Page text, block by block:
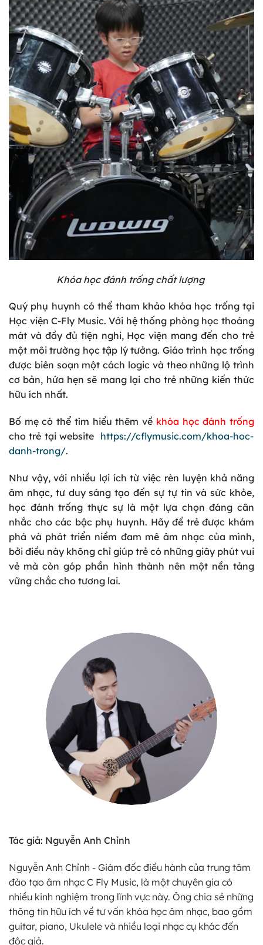
Khóa học đánh trống chất lượng
Quý phụ huynh có thể tham khảo khóa học trống tại
Học viện C-Fly Music. Với hệ thống phòng học thoáng
mát và đầy đủ tiện nghi, Học viện mang đến cho trẻ
một môi trường học tập lý tưởng. Giáo trình học trống
được biên soạn một cách logic và theo những lộ trình
cơ bản, hứa hẹn sẽ mang lại cho trẻ những kiến thức
hữu ích nhất.
Bố mẹ có thể tìm hiểu thêm về khóa học đánh trống
cho trẻ tại website https://cflymusic.com/khoa-hoc-
danh-trong/.
Như vậy, với nhiều lợi ích từ việc rèn luyện khả năng
âm nhạc, tư duy sáng tạo đến sự tự tin và sức khỏe,
học đánh trống thực sự là một lựa chọn đáng cân
nhắc cho các bậc phụ huynh. Hãy để trẻ được khám
phá và phát triển niềm đam mê âm nhạc của mình,
bởi điều này không chỉ giúp trẻ có những giây phút vui
vẻ mà còn góp phần hình thành nên một nền tảng
vững chắc cho tương lai.
Tác giả: Nguyễn Anh Chỉnh
Nguyễn Anh Chỉnh - Giám đốc điều hành của trung tâm
đào tạo âm nhạc C Fly Music, là một chuyên gia có
nhiều kinh nghiệm trong lĩnh vực này. Ông chia sẻ những
thông tin hữu ích về tư vấn khóa học âm nhạc, bao gồm
guitar, piano, Ukulele và nhiều loại nhạc cụ khác đến
độc giả.